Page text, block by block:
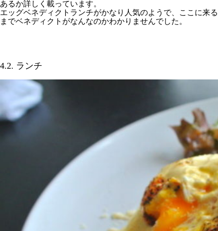
あるか詳しく載っています。
エッグベネディクトランチがかなり人気のようで、ここに来る
までベネディクトがなんなのかわかりませんでした。
4.2. ランチ